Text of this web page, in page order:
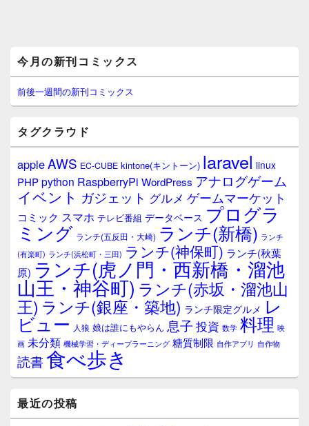
イ
ン
サ
イ
ウ
ィ
ジ
ェ
ア
今月の新刊コミックス
前後一週間の新刊コミックス
タグクラウド
appleAWS EC-CUBE kintone(キントーン) laravel linux
PHPpython RaspberryPi WordPress アナログゲーム
イベント ガジェット グルメ ゲームマーケット
コミック スマホ テレビ番組 データベース プログラ
ミング ランチ(五反田・大崎) ランチ(新橋) ランチ
(有楽町) ランチ(浜松町・三田) ランチ(神保町) ランチ(秋葉
原) ランチ(虎ノ門・西新橋・溜池
山王・神谷町) ランチ(赤坂・溜池山
王) ランチ(銀座・築地) ランチ限定グルメ レ
ビュー 人狼 娘は誰にもやらん 息子 投資 数学 料理 映
画 未分類 機械学習・ディープラーニング 糖質制限 自作アプリ 自作物
読書食べ歩き
最近の投稿